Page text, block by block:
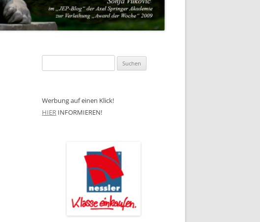
nach:
Werbung auf einen Klick!
HIER INFORMIEREN!